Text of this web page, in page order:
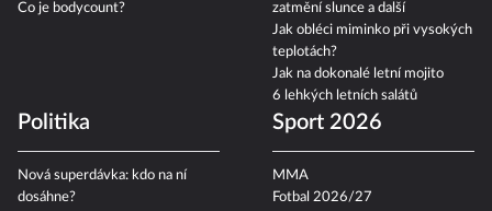
Co je bodycount?
zatmění slunce a další
Jak obléci miminko při vysokých
teplotách?
Jak na dokonalé letní mojito
6 lehkých letních salátů
Politika
Nová superdávka: kdo na ní
dosáhne?
Sport 2026
MMA
Fotbal 2026/27